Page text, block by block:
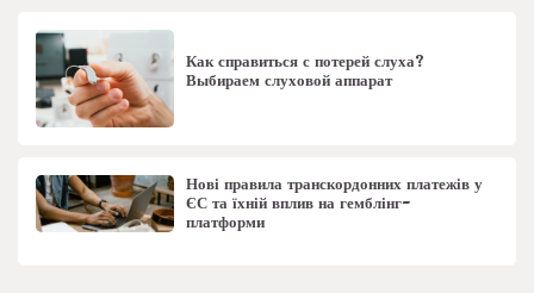
Как справиться с потерей слуха?
Выбираем слуховой аппарат
Нові правила транскордонних платежів у
ЄС та їхній вплив на гемблінг-
платформи